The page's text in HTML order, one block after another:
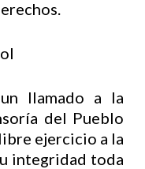
llamado a la
del Pueblo
ejercicio a la
integridad toda